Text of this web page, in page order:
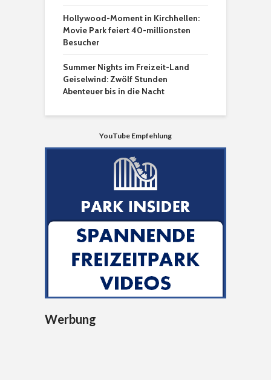
Hollywood-Moment in Kirchhellen:
Movie Park feiert 40-millionsten
Besucher
Summer Nights im Freizeit-Land
Geiselwind: Zwölf Stunden
Abenteuer bis in die Nacht
YouTube Empfehlung
Werbung